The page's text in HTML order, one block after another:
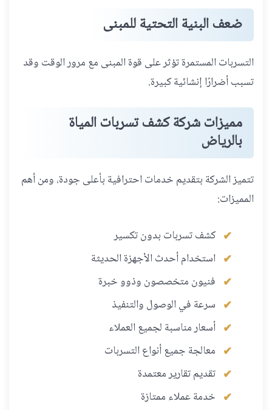
ضعف البنية التحتية للمبنى
التسربات المستمرة تؤثر على قوة المبنى مع مرور الوقت وقد
تسبب أضرارًا إنشائية كبيرة.
مميزات شركة كشف تسربات المياة
بالرياض
تتميز الشركة بتقديم خدمات احترافية بأعلى جودة، ومن أهم
المميزات:
كشف تسربات بدون تكسير
استخدام أحدث الأجهزة الحديثة
فنيون متخصصون وذوو خبرة
سرعة في الوصول والتنفيذ
أسعار مناسبة لجميع العملاء
معالجة جميع أنواع التسربات
تقديم تقارير معتمدة
خدمة عملاء ممتازة